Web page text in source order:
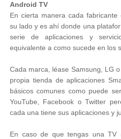
Android TV
En cierta manera cada
su lado y es ahí donde una
serie de aplicaciones y
equivalente a como sucede en los
Cada marca, léase Samsung, LG
propia tienda de aplicaciones
básicos comunes como puede
YouTube, Facebook o Twitter
cada una tiene sus aplicaciones y
En caso de que tengas una TV